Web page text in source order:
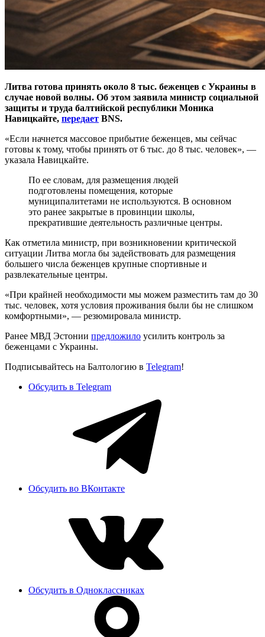
Литва готова принять около 8 тыс. беженцев с Украины в
случае новой волны. Об этом заявила министр социальной
защиты и труда балтийской республики Моника
Навицкайте, передает BNS.
«Если начнется массовое прибытие беженцев, мы сейчас
готовы к тому, чтобы принять от 6 тыс. до 8 тыс. человек», —
указала Навицкайте.
По ее словам, для размещения людей
подготовлены помещения, которые
муниципалитетами не используются. В основном
это ранее закрытые в провинции школы,
прекратившие деятельность различные центры.
Как отметила министр, при возникновении критической
ситуации Литва могла бы задействовать для размещения
большего числа беженцев крупные спортивные и
развлекательные центры.
«При крайней необходимости мы можем разместить там до 30
тыс. человек, хотя условия проживания были бы не слишком
комфортными», — резюмировала министр.
Ранее МВД Эстонии предложило усилить контроль за
беженцами с Украины.
Подписывайтесь на Балтологию в Telegram!
Обсудить в Telegram
Обсудить во ВКонтакте
Обсудить в Одноклассниках